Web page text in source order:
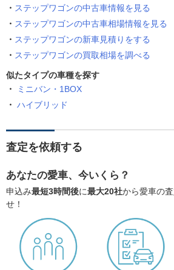
ステップワゴンの中古車情報を見る
ステップワゴンの中古車相場情報を見る
ステップワゴンの新車見積りをする
ステップワゴンの買取相場を調べる
似たタイプの車種を探す
ミニバン・1BOX
ハイブリッド
査定を依頼する
あなたの愛車、今いくら？
申込み最短3時間後に最大20社から愛車の
せ！